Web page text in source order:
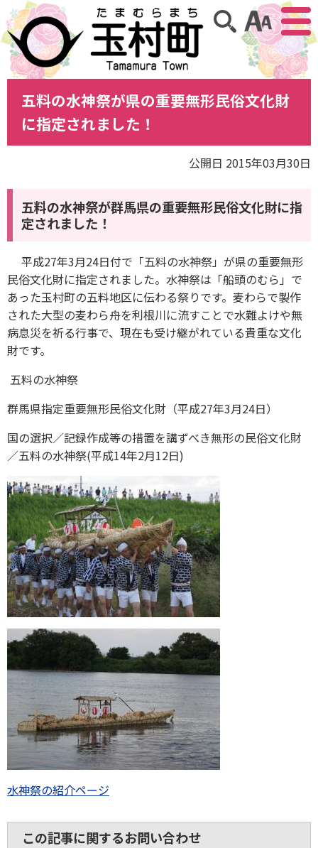
アクセ
サイト内検索
五料の水神祭が県の重要無形民俗文化財
に指定されました！
公開日 2015年03月30日
五料の水神祭が群馬県の重要無形民俗文化財に指
定されました！
平成27年3月24日付で「五料の水神祭」が県の重要無形
民俗文化財に指定されました。水神祭は「船頭のむら」で
あった玉村町の五料地区に伝わる祭りです。麦わらで製作
された大型の麦わら舟を利根川に流すことで水難よけや無
病息災を祈る行事で、現在も受け継がれている貴重な文化
財です。
五料の水神祭
群馬県指定重要無形民俗文化財（平成27年3月24日）
国の選択／記録作成等の措置を講ずべき無形の民俗文化財
／五料の水神祭(平成14年2月12日)
水神祭の紹介ページ
この記事に関するお問い合わせ